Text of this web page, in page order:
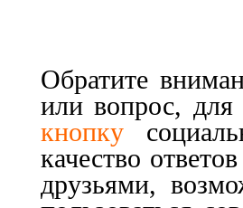
Обратите
или вопрос,
кнопку
качество
друзьями,